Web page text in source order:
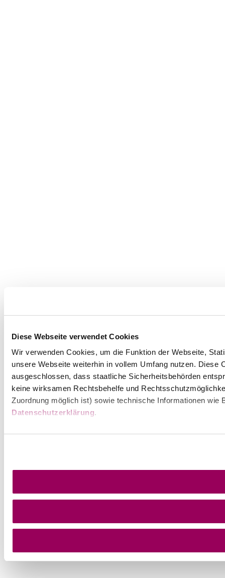
Diese Webseite verwendet Cookies
Wir verwenden Cookies, um die Funktion der Webseite,
unsere Webseite weiterhin in vollem Umfang nutzen.
ausgeschlossen, dass staatliche Sicherheitsbehörden
keine wirksamen Rechtsbehelfe und
Zuordnung möglich ist) sowie technische Informationen
Datenschutzerklärung.